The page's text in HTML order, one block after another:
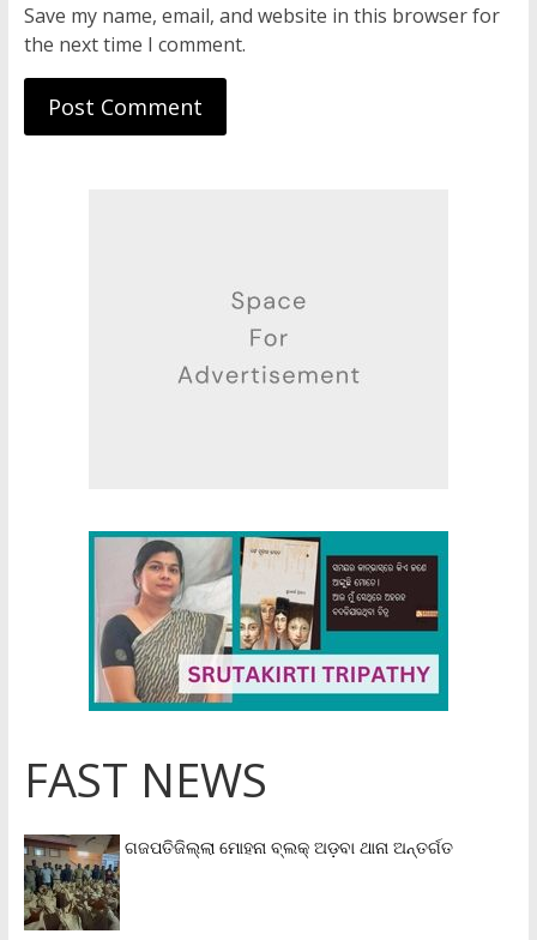
Save my name, email, and website in this browser for
the next time I comment.
FAST NEWS
ଗଜପତିଜିଲ୍ଲା ମୋହନା ବ୍ଲକ୍‌ ଅଡ଼ବା ଥାନା ଅନ୍ତର୍ଗତ